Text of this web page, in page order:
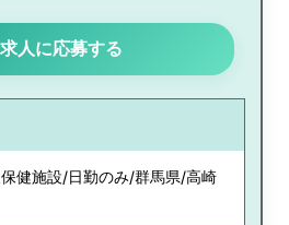
人に応募する
健施設/日勤のみ/群馬県/高崎